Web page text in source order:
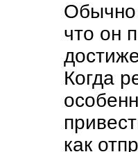
Обычно
что он
Когда
как